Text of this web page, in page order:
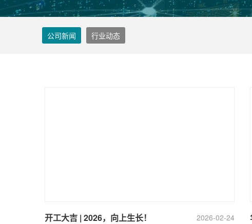
公司新闻 行业动态
2026-02-24
开工大吉 | 2026，向上生长！